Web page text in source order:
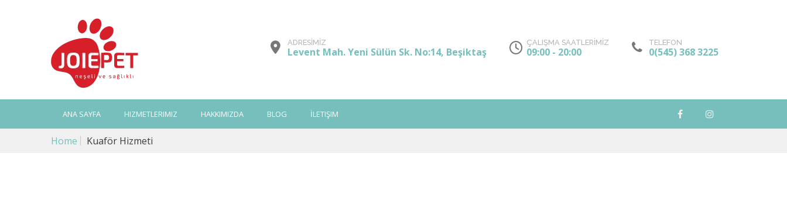
ADRESİMİZ
Levent Mah. Yeni Sülün Sk. No:14, Beşiktaş
ÇALIŞMA SAATLERİMİZ
09:00 - 20:00
TELEFON
0(545) 368 3225
ANA SAYFA HIZMETLERIMIZ HAKKIMIZDA BLOG İLETIŞIM
Home Kuaför Hizmeti